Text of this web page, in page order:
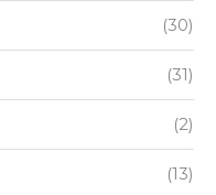
(30)
(31)
(2)
(13)